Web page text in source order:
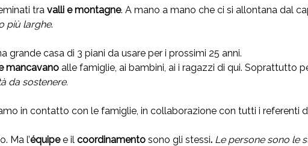
tra valli e montagne. A mano a mano che ci si allontana dal
più larghe.
grande casa di 3 piani da usare per i prossimi 25 anni.
mancavano alle famiglie, ai bambini, ai i ragazzi di qui. Soprattutto
da sostenere.
in contatto con le famiglie, in collaborazione con tutti i referenti
Ma l’équipee il coordinamento sono gli stessi. Le persone sono le